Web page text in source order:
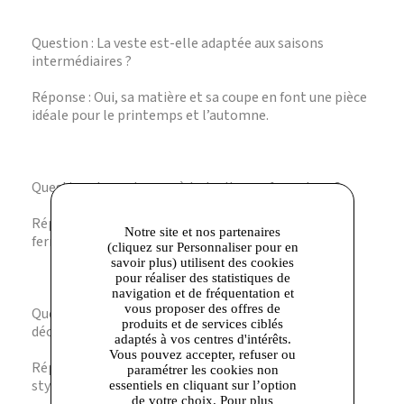
Question : La veste est-elle adaptée aux saisons
intermédiaires ?
Réponse : Oui, sa matière et sa coupe en font une pièce
idéale pour le printemps et l’automne.
Question : La veste possède-t-elle une fermeture ?
Réponse : Non, elle est conçue bord à bord sans
fermeture pour un porté ouvert et fluide.
Question : Peut-on porter cette veste avec un look
décontracté ?
Réponse : Absolument, elle s’adapte aussi bien à un
style casual qu’à une tenue plus formelle.
Notre site et nos partenaires
(cliquez sur Personnaliser pour en
savoir plus) utilisent des cookies
pour réaliser des statistiques de
navigation et de fréquentation et
vous proposer des offres de
produits et de services ciblés
adaptés à vos centres d'intérêts.
Vous pouvez accepter, refuser ou
paramétrer les cookies non
essentiels en cliquant sur l’option
de votre choix. Pour plus